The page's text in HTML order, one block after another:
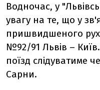
Водночас, у
увагу на те, що у
пришвидшеного
№92/91 Львів –
поїзд слідуватиме
Сарни.